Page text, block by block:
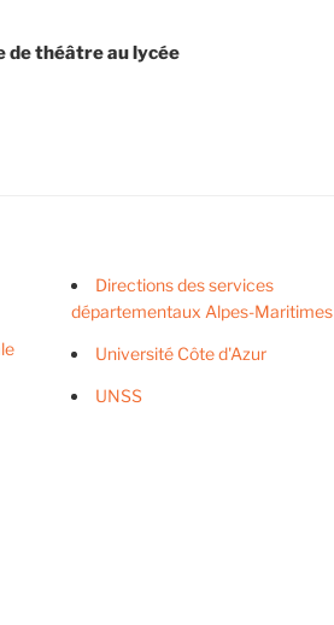
de théâtre au lycée
Directions des services
départementaux Alpes-Maritimes
Université Côte d'Azur
UNSS